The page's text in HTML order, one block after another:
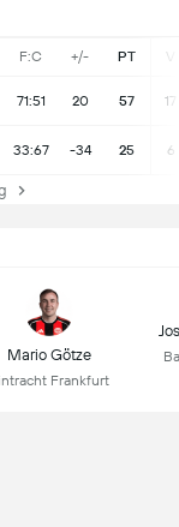
F:C +/- PT V
71:51 20 57 17
33:67 -34 25 6
Mario Götze
Frankfurt